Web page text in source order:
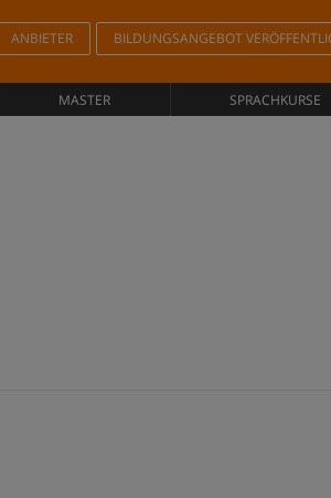
ANBIETER BILDUNGSANGEBOT
MASTER SPRACHKURSE